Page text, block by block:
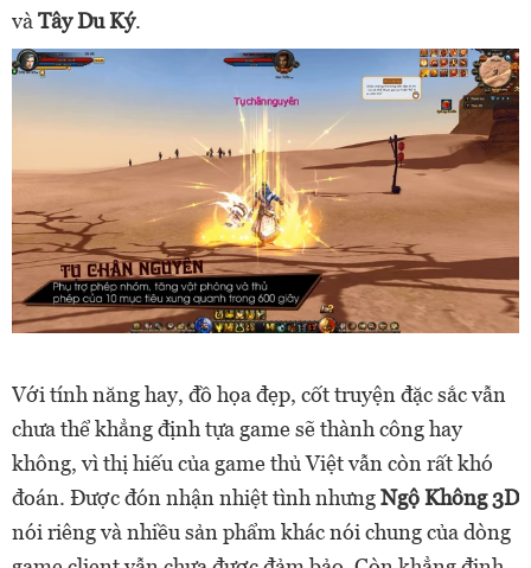
và Tây Du Ký.
Với tính năng hay, đồ họa đẹp, cốt truyện đặc sắc vẫn
chưa thể khẳng định tựa game sẽ thành công hay
không, vì thị hiếu của game thủ Việt vẫn còn rất khó
đoán. Được đón nhận nhiệt tình nhưngNgộ Không 3D
nói riêng và nhiều sản phẩm khác nói chung của dòng